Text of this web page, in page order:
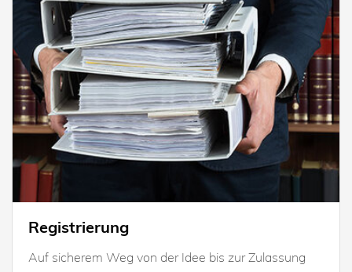
Registrierung
Auf sicherem Weg von der Idee bis zur Zulassung